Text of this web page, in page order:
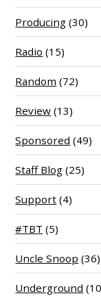
Producing (30)
Radio (15)
Random (72)
Review (13)
Sponsored (49)
Staff Blog (25)
Support (4)
#TBT (5)
Uncle Snoop (36)
Underground